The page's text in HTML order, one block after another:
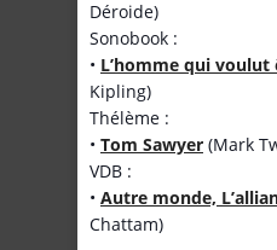
Déroide)
Sonobook :
• L’homme qui
Kipling)
Thélème :
• Tom Sawyer (Mark
VDB :
• Autre monde,
Chattam)